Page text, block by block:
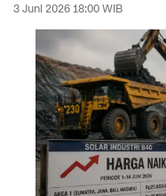
3 Juni 2026 18:00 WIB